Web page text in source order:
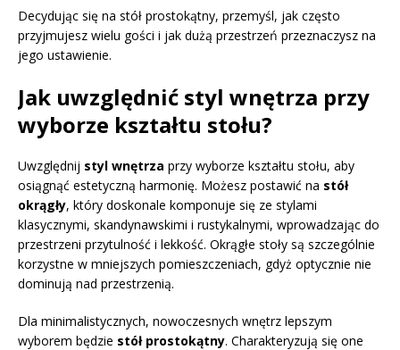
Decydując się na stół prostokątny, przemyśl, jak często
przyjmujesz wielu gości i jak dużą przestrzeń przeznaczysz na
jego ustawienie.
Jak uwzględnić styl wnętrza przy
wyborze kształtu stołu?
Uwzględnij styl wnętrza przy wyborze kształtu stołu, aby
osiągnąć estetyczną harmonię. Możesz postawić na stół
okrągły, który doskonale komponuje się ze stylami
klasycznymi, skandynawskimi i rustykalnymi, wprowadzając do
przestrzeni przytulność i lekkość. Okrągłe stoły są szczególnie
korzystne w mniejszych pomieszczeniach, gdyż optycznie nie
dominują nad przestrzenią.
Dla minimalistycznych, nowoczesnych wnętrz lepszym
wyborem będzie stół prostokątny. Charakteryzują się one